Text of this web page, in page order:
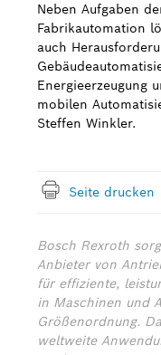
Neben Aufgaben
Fabrikautomation
auch
Energieerzeugung
mobilen
Steffen Winkler.
Seite drucken
Bosch Rexroth
Anbieter von
für effiziente,
in Maschinen und
Größenordnung.
weltweite